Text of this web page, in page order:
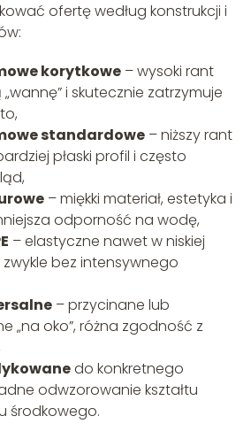
ofertę według konstrukcji i
korytkowe– wysoki rant
i skutecznie zatrzymuje
standardowe– niższy rant
płaski profil i często
– miękki materiał, estetyka i
odporność na wodę,
– elastyczne nawet w niskiej
bez intensywnego
– przycinane lub
„na oko”, różna zgodność z
do konkretnego
odwzorowanie kształtu
środkowego.